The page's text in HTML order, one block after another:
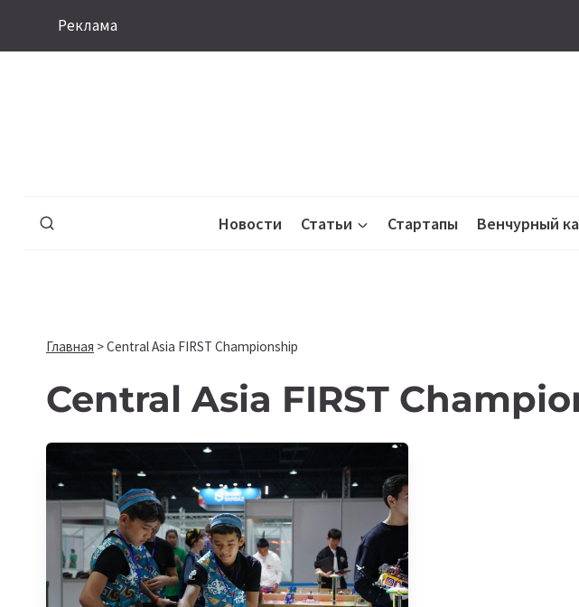
Реклама
Новости Статьи Стартапы Венчурный
Главная >Central Asia FIRST Championship
Central Asia FIRST